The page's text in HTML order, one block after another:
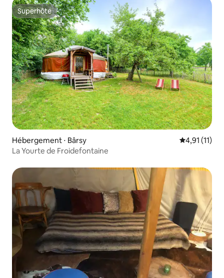
Superhôte
Superhôte
Hébergement ⋅ Bârsy Évaluation
4,91 (11)
La Yourte de Froidefontaine